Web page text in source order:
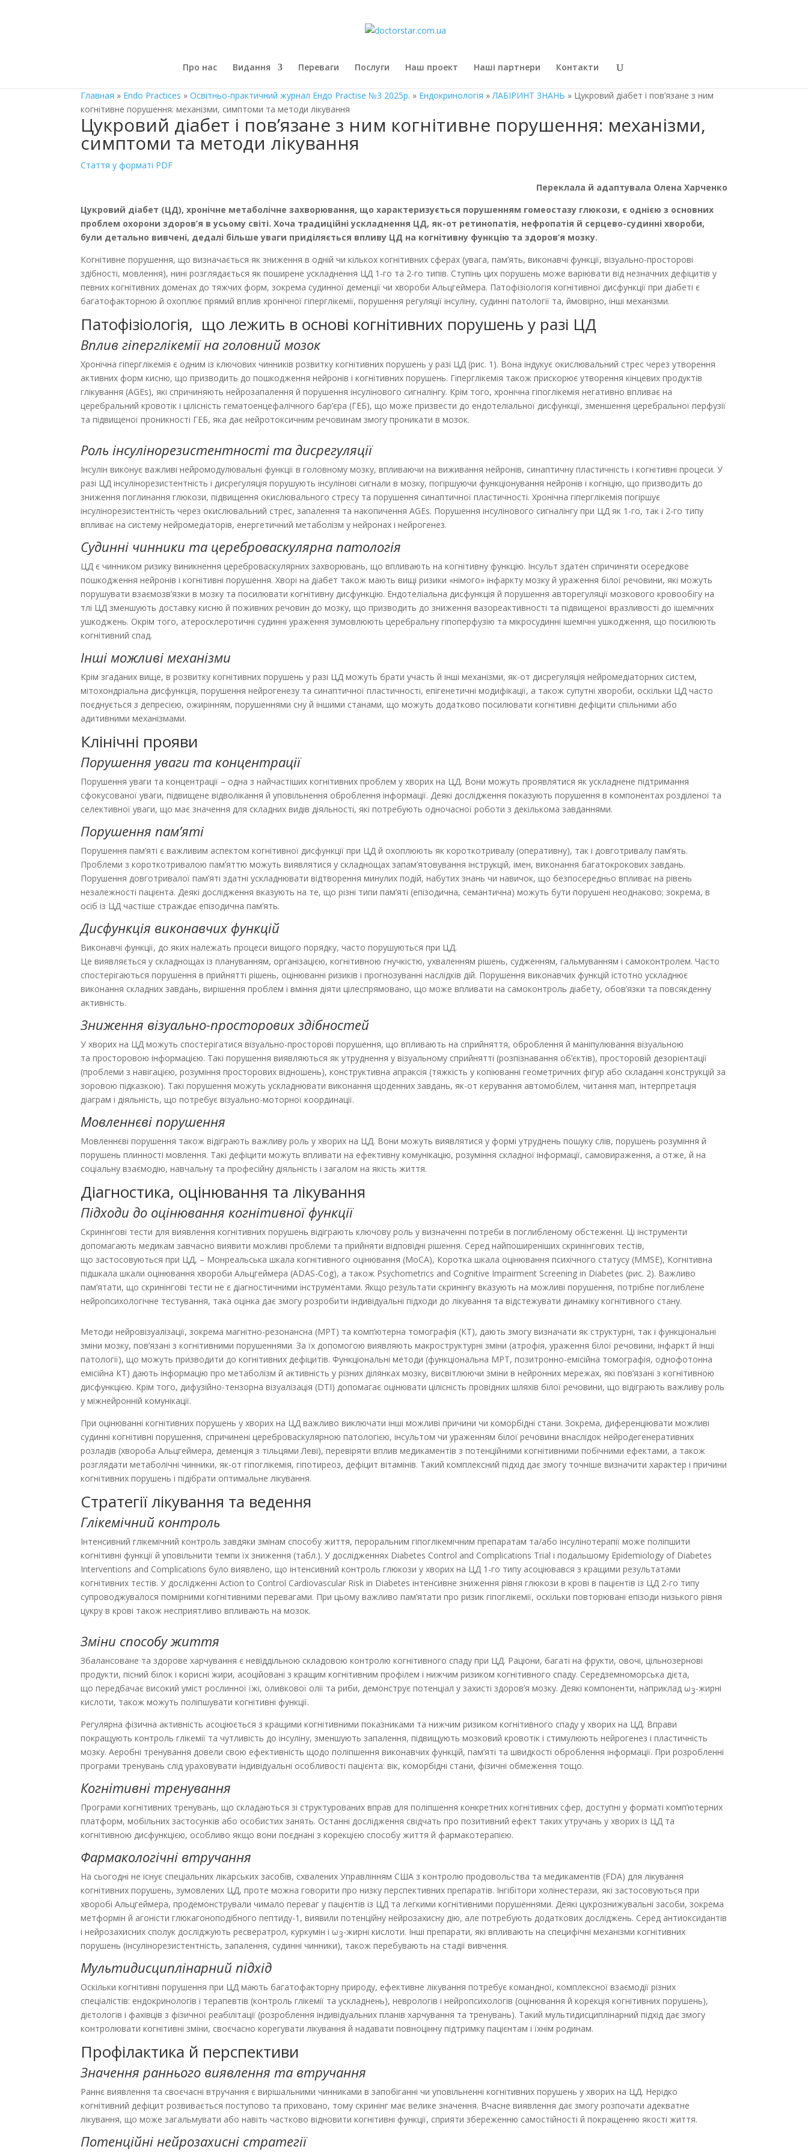
Про нас Видання Переваги Послуги Наш проект Наші партнери Контакти
Главная » Endo Practices »Освітньо-практичний журнал Ендо Practise №3 2025р. » Ендокринологія »ЛАБІРИНТ ЗНАНЬ » Цукровий діабет і пов’язане з ним
когнітивне порушення: механізми, симптоми та методи лікування
Цукровий діабет і пов’язане з ним когнітивне порушення: механізми,
симптоми та методи лікування
Стаття у форматі PDF
Переклала й адаптувала Олена Харченко
Цукровий діабет (ЦД), хронічне метаболічне захворювання, що характеризується порушенням гомеостазу глюкози, є однією з основних
проблем охорони здоров’я в усьому світі. Хоча традиційні ускладнення ЦД, як-от ретинопатія, нефропатія й серцево-судинні хвороби,
були детально вивчені, дедалі більше уваги приділяється впливу ЦД на когнітивну функцію та здоров’я мозку.
Когнітивне порушення, що визначається як зниження в одній чи кількох когнітивних сферах (увага, пам’ять, виконавчі функції, візуально-просторові
здібності, мовлення), нині розглядається як поширене ускладнення ЦД 1-го та 2-го типів. Ступінь цих порушень може варіювати від незначних дефіцитів у
певних когнітивних доменах до тяжчих форм, зокрема судинної деменції чи хвороби Альцгеймера. Патофізіологія когнітивної дисфункції при діабеті є
багатофакторною й охоплює прямий вплив хронічної гіперглікемії, порушення регуляції інсуліну, судинні патології та, ймовірно, інші механізми.
Патофізіологія, що лежить в основі когнітивних порушень у разі ЦД
Вплив гіперглікемії на головний мозок
Хронічна гіперглікемія є одним із ключових чинників розвитку когнітивних порушень у разі ЦД (рис. 1). Вона індукує окислювальний стрес через утворення
активних форм кисню, що призводить до пошкодження нейронів і когнітивних порушень. Гіперглікемія також прискорює утворення кінцевих продуктів
глікування (AGEs), які спричиняють нейрозапалення й порушення інсулінового сигналінгу. Крім того, хронічна гіпоглікемія негативно впливає на
церебральний кровотік і цілісність гематоенцефалічного бар’єра (ГЕБ), що може призвести до ендотеліальної дисфункції, зменшення цереб­ральної перфузії
та підвищеної проникності ГЕБ, яка дає нейротоксичним речовинам змогу проникати в мозок.
Роль інсулінорезистентності та дисрегуляції
Інсулін виконує важливі нейромодулювальні функції в головному мозку, впливаючи на виживання нейронів, синаптичну пластичність і когнітивні процеси. У
разі ЦД інсулінорезистентність і дисрегуляція порушують інсулінові сигнали в мозку, погіршуючи функціонування нейронів і когніцію, що призводить до
зниження поглинання глюкози, підвищення окислювального стресу та порушення синаптичної пластичності. Хронічна гіперглікемія погіршує
інсулінорезистентність через окислювальний стрес, запалення та накопичення AGEs. Порушення інсулінового сигналінгу при ЦД як 1-го, так і 2-го типу
впливає на систему нейромедіаторів, енергетичний метаболізм у нейронах і нейрогенез.
Судинні чинники та цереброваскулярна патологія
ЦД є чинником ризику виникнення цереброваскулярних захворювань, що впливають на когнітивну функцію. Інсульт здатен спричиняти осередкове
пошкодження нейронів і когнітивні порушення. Хворі на діабет також мають вищі ризики «німого» інфаркту мозку й ураження білої речовини, які можуть
порушувати взаємозв’язки в мозку та посилювати когнітивну дисфункцію. Ендотеліальна дисфункція й порушення авторегуляції мозкового кровообігу на
тлі ЦД зменшують доставку кисню й поживних речовин до мозку, що призводить до зниження вазореактивності та підвищеної вразливості до ішемічних
ушкоджень. Окрім того, атеросклеротичні судинні ураження зумовлюють церебральну гіпоперфузію та мікросудинні ішемічні ушкодження, що посилюють
когнітивний спад.
Інші можливі механізми
Крім згаданих вище, в розвитку когнітивних порушень у разі ЦД можуть брати участь й інші механізми, як-от дисрегуляція нейромедіаторних систем,
мітохондріальна дисфункція, порушення нейрогенезу та синаптичної пластичності, епігенетичні модифікації, а також супутні хвороби, оскільки ЦД часто
поєднується з депресією, ожирінням, порушеннями сну й іншими станами, що можуть додатково посилювати когнітивні дефіцити спільними або
адитивними механізмами.
Клінічні прояви
Порушення уваги та концентрації
Порушення уваги та концентрації – одна з найчастіших когнітивних проблем у хворих на ЦД. Вони можуть проявлятися як ускладнене підтримання
сфокусованої уваги, підвищене відволікання й уповільнення оброблення інформації. Деякі дослідження показують порушення в компонентах розділеної та
селективної уваги, що має значення для складних видів діяльності, які потребують одно­часної роботи з декількома завданнями.
Порушення пам’яті
Порушення пам’яті є важливим аспектом когнітивної дисфункції при ЦД й охоплюють як короткотривалу (оперативну), так і довготривалу пам’ять.
Проблеми з короткотривалою пам’яттю можуть виявлятися у складнощах запам’ятовування інст­рукцій, імен, виконання багатокрокових завдань.
Порушення довготривалої пам’яті здатні ускладнювати відтворення минулих подій, набутих знань чи навичок, що безпосередньо впливає на рівень
незалежності пацієнта. Деякі дослідження вказують на те, що різні типи пам’яті (епізодична, семантична) можуть бути порушені неоднаково; зокрема, в
осіб із ЦД частіше страждає епізодична пам’ять.
Дисфункція виконавчих функцій
Виконавчі функції, до яких належать процеси вищого порядку, часто порушуються при ЦД.
Це виявляється у складнощах із плануванням, організацією, когнітивною гнучкістю, ухваленням рішень, судженням, гальмуванням і самоконт­ролем. Часто
спостерігаються порушення в прий­нятті рішень, оцінюванні ризиків і прогнозуванні наслідків дій. Порушення виконавчих функцій істотно ускладнює
виконання складних завдань, вирішення проблем і вміння діяти цілеспрямовано, що може впливати на самоконтроль діабету, обов’язки та повсякденну
активність.
Зниження візуально-просторових здібностей
У хворих на ЦД можуть спостерігатися візуально-просторові порушення, що впливають на сприйняття, оброблення й маніпулювання візуальною
та просторовою інформацією. Такі порушення виявляються як утруднення у візуальному сприйнятті (розпізнавання об’єктів), просторовій дезорієнтації
(проблеми з навігацією, розуміння просторових відношень), конструктивна апраксія (тяжкість у копіюванні геометричних фігур або складанні конструкцій за
зоровою підказкою). Такі порушення можуть ускладнювати виконання щоденних завдань, як-от керування автомобілем, читання мап, інтерпретація
діаграм і діяльність, що потребує візуально-моторної координації.
Мовленнєві порушення
Мовленнєві порушення також відіграють важливу роль у хворих на ЦД. Вони можуть виявлятися у формі утруднень пошуку слів, порушень розуміння й
порушень плинності мовлення. Такі дефіцити можуть впливати на ефективну комунікацію, розуміння складної інформації, самовираження, а отже, й на
соціальну взаємодію, навчальну та професійну діяльність і загалом на якість життя.
Діагностика, оцінювання та лікування
Підходи до оцінювання когнітивної функції
Скринінгові тести для виявлення когнітивних порушень відіграють ключову роль у визначенні потреби в поглибленому обстеженні. Ці інструменти
допомагають медикам завчасно виявити можливі проблеми та прийняти відповідні рішення. Серед найпоширеніших скринінгових тестів,
що застосовуються при ЦД, – Монреальська шкала когнітивного оцінювання (MoCA), Коротка шкала оцінювання психічного статусу (MMSE), Когнітивна
підшкала шкали оцінювання хвороби Альцгеймера (ADAS-Cog), а також Psychometrics and Cognitive Impairment Screening in Diabetes (рис. 2). Важливо
пам’ятати, що скринінгові тести не є діагностичними інструментами. Якщо результати скринінгу вказують на можливі порушення, потрібне поглиблене
нейропсихологічне тестування, така оцінка дає змогу розробити індивідуальні підходи до лікування та відстежувати динаміку когнітивного стану.
Методи нейровізуалізації, зокрема магнітно-резонансна (МРТ) та комп’ютерна томографія (КТ), дають змогу визначати як структурні, так і функціональні
зміни мозку, пов’язані з когнітивними порушеннями. За їх допомогою виявляють макроструктурні зміни (атрофія, ураження білої речовини, інфаркт й інші
патології), що можуть призводити до когнітивних дефіцитів. Функціональні методи (функціональна МРТ, позитронно-емісійна томографія, однофотонна
емісійна КТ) дають інформацію про метаболізм й активність у різних ділянках мозку, висвітлюючи зміни в нейронних мережах, які пов’язані з когнітивною
дисфункцією. Крім того, дифузійно-тензорна візуалізація (DTI) допомагає оцінювати цілісність провідних шляхів білої речовини, що відіграють важливу роль
у міжнейронній комунікації.
При оцінюванні когнітивних порушень у хворих на ЦД важливо виключати інші можливі причини чи коморбідні стани. Зокрема, диференціювати можливі
судинні когнітивні порушення, спричинені цереброваскулярною патологією, інсультом чи ураженням білої речовини внаслідок нейродегенеративних
розладів (хвороба Альцгеймера, деменція з тільцями Леві), перевіряти вплив медикаментів з потенційними когнітивними побічними ефектами, а також
розглядати метаболічні чинники, як-от гіпоглікемія, гіпотиреоз, дефіцит вітамінів. Такий комплексний підхід дає змогу точніше визначити характер і причини
когнітивних порушень і підібрати оптимальне лікування.
Стратегії лікування та ведення
Глікемічний контроль
Інтенсивний глікемічний контроль завдяки змінам способу життя, пероральним гіпоглікемічним препаратам та/або інсулінотерапії може поліпшити
когнітивні функції й уповільнити темпи їх зниження (табл.). У дослідженнях Diabetes Control and Complications Trial і подальшому Epidemiology of Diabetes
Interventions and Complications було виявлено, що інтенсивний контроль глюкози у хворих на ЦД 1-го типу асоціювався з кращими результатами
когнітивних тестів. У дослідженні Action to Control Cardiovascular Risk in Diabetes інтенсивне зниження рівня глюкози в крові в пацієнтів із ЦД 2-го типу
супроводжувалося помірними когнітивними перевагами. При цьому важливо пам’ятати про ризик гіпоглікемії, оскільки повторювані епізоди низького рівня
цукру в крові також несприятливо впливають на мозок.
Зміни способу життя
Збалансоване та здорове харчування є невіддільною складовою контролю когнітивного спаду при ЦД. Раціони, багаті на фрукти, овочі, цільнозернові
продукти, пісний білок і корисні жири, асоційовані з кращим когнітивним профілем і нижчим ризиком когнітивного спаду. Середземноморська дієта,
що передбачає високий уміст рослинної їжі, оливкової олії та риби, демонструє потенціал у захисті здоров’я мозку. Деякі компоненти, наприклад ω3-жирні
кислоти, також можуть поліпшувати когнітивні функції.
Регулярна фізична активність асоціюється з кращими когнітивними показниками та нижчим ризиком когнітивного спаду у хворих на ЦД. Вправи
покращують контроль глікемії та чутливість до інсуліну, зменшують запалення, підвищують мозковий кровотік і стимулюють нейрогенез і пластичність
мозку. Аеробні тренування довели свою ефективність щодо поліпшення виконавчих функцій, пам’яті та швидкості оброблення інформації. При розробленні
програми тренувань слід ураховувати інди­відуальні особливості пацієнта: вік, коморбідні стани, фізичні обмеження тощо.
Когнітивні тренування
Програми когнітивних тренувань, що складаються зі структурованих вправ для поліпшення конкретних когнітивних сфер, доступні у форматі комп’ютерних
платформ, мобільних застосунків або особистих занять. Останні дослідження свідчать про позитивний ефект таких утручань у хворих із ЦД та
когнітивною дисфункцією, особливо якщо вони поєднані з корекцією способу життя й фармакотерапією.
Фармакологічні втручання
На сьогодні не існує спеціальних лікарських засобів, схвалених Управлінням США з контролю продовольства та медикаментів (FDA) для лікування
когнітивних порушень, зумовлених ЦД, проте можна говорити про низку перспективних препаратів. Інгібітори холінестерази, які застосовуються при
хворобі Альцгеймера, продемонстрували чимало переваг у пацієнтів із ЦД та легкими когнітивними порушеннями. Деякі цукрознижувальні засоби, зокрема
метформін й агоністи глюкагоноподібного пептиду-1, виявили потенційну нейрозахисну дію, але потребують додаткових досліджень. Серед антиоксидантів
і нейрозахисних сполук досліджують ресвератрол, куркумін і ω3-жирні кислоти. Інші препарати, які впливають на специфічні механізми когнітивних
порушень (інсулінорезистентність, запалення, судинні чинники), також перебувають на стадії вивчення.
Мультидисциплінарний підхід
Оскільки когнітивні порушення при ЦД мають багатофакторну природу, ефективне лікування потребує командної, комплексної взаємодії різних
спеціалістів: ендокринологів і терапевтів (контроль глікемії та ускладнень), неврологів і нейропсихологів (оцінювання й корекція когнітивних порушень),
дієтологів і фахівців з фізичної реабілітації (розроблення індивідуальних планів харчування та тренувань). Такий мультидисциплінарний підхід дає змогу
контролювати когнітивні зміни, своєчасно корегувати лікування й надавати повноцінну підтримку пацієнтам і їхнім родинам.
Профілактика й перспективи
Значення раннього виявлення та втручання
Раннє виявлення та своєчасні втручання є вирішальними чинниками в запобіганні чи уповільненні когнітивних порушень у хворих на ЦД. Нерідко
когнітивний дефіцит розвивається поступово та приховано, тому скринінг має велике значення. Вчасне виявлення дає змогу розпочати адекватне
лікування, що може загальмувати або навіть частково відновити когнітивні функції, сприяти збереженню самостійності й покращенню якості життя.
Потенційні нейрозахисні стратегії